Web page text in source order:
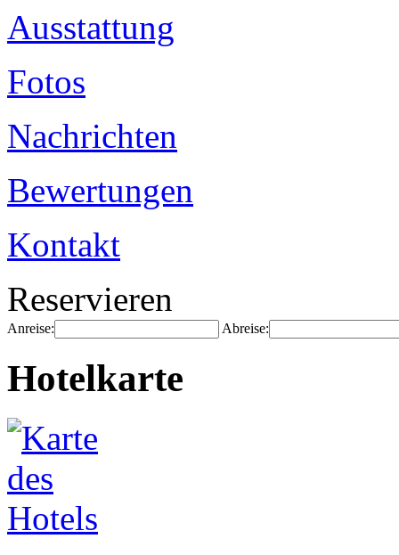
Ausstattung
Fotos
Nachrichten
Bewertungen
Kontakt
Reservieren
Anreise: Abreise:
Hotelkarte